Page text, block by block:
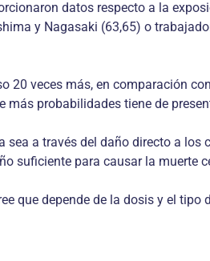
datos respecto a la
y Nagasaki (63,65) o
20 veces más, en comparación
más probabilidades tiene de
a tra­vés del daño directo a
suficiente para causar la
que depende de la dosis y el